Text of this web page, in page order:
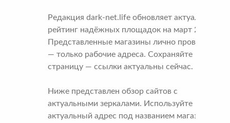
Редакция dark-net.life обновляет актуальный
рейтинг надёжных площадок на март 2026.
Представленные магазины лично проверены
— только рабочие адреса. Сохраняйте
страницу — ссылки актуальны сейчас.
Ниже представлен обзор сайтов с
актуальными зеркалами. Используйте
актуальный адрес под названием магазина.